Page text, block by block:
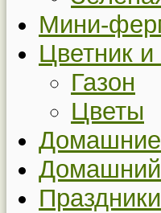
Мини-
Цветник
Газон
Цветы
Домашний